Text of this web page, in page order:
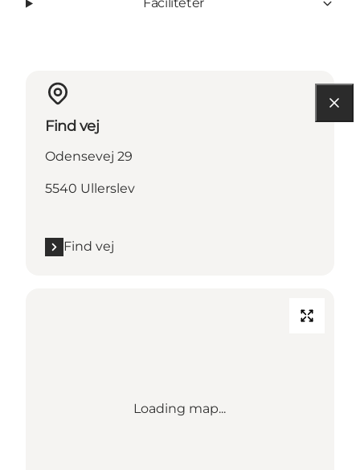
Faciliteter
Find vej
Odensevej 29
5540 Ullerslev
Find vej
Loading map...